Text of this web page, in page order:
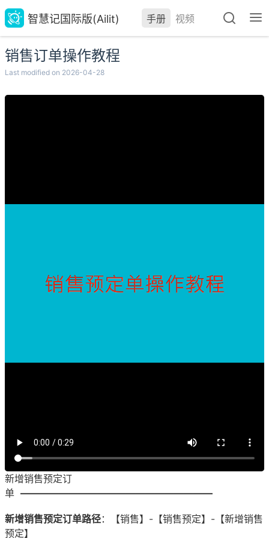
智慧记国际版(Ailit) 手册 视频
销售订单操作教程
Last modified on 2026-04-28
新增销售预定订
单 ————————————————————
新增销售预定订单路径：【销售】-【销售预定】-【新增销售
预定】